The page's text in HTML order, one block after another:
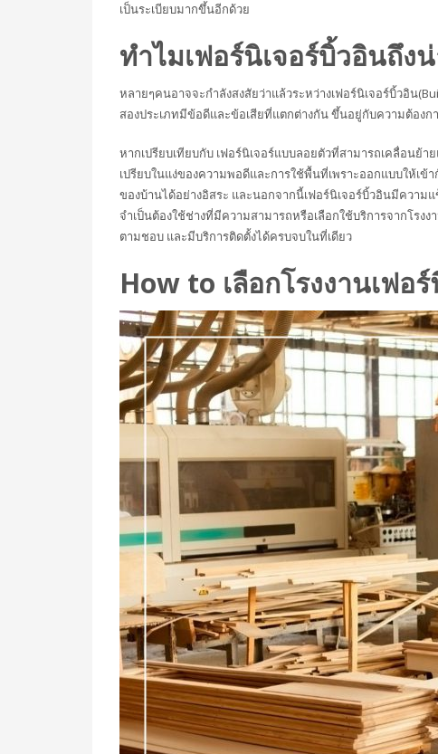
เป็นระเบียบมากขึ้นอีกด้วย
ทำไมเฟอร์นิเจอร์บิ้วอินถึง
หลายๆคนอาจจะกำลังสงสัยว่าแล้วระหว่างเฟอร์นิเจอร์บิ้วอิน
สองประเภทมีข้อดีและข้อเสียที่แตกต่างกัน ขึ้นอยู่กับความต้องก
หากเปรียบเทียบกับ เฟอร์นิเจอร์แบบลอยตัวที่สามารถเคลื่อนย้า
เปรียบในแง่ของความพอดีและการใช้พื้นที่เพราะออกแบบให้เ
ของบ้านได้อย่างอิสระ และนอกจากนี้เฟอร์นิเจอร์บิ้วอินมีความ
จำเป็นต้องใช้ช่างที่มีความสามารถหรือเลือกใช้บริการจากโรงง
ตามชอบ และมีบริการติดตั้งได้ครบจบในที่เดียว
How to เลือกโรงงานเฟ